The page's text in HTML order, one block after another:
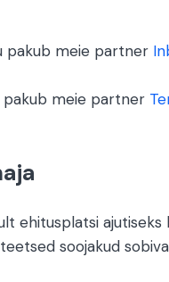
pakub meie partner
pakub meie partner
ehitusplatsi
soojakud